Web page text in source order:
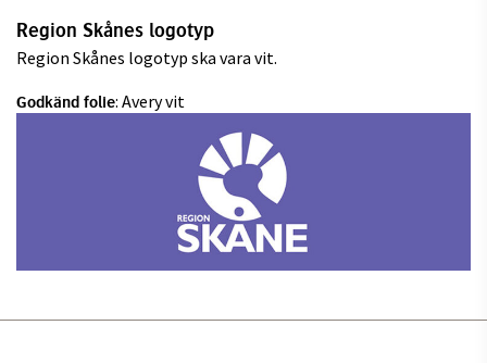
Region Skånes logotyp
Region Skånes logotyp ska vara vit.
Godkänd folie: Avery vit